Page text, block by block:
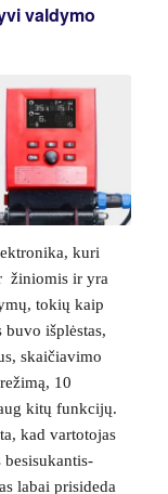
valdymo
kuri
žiniomis ir yra
tokių kaip
išplėstas,
skaičiavimo
10
kitų funkcijų.
kad vartotojas
labai prisideda